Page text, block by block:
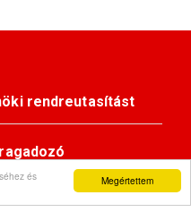
Megértettem
és
rendreutasítást